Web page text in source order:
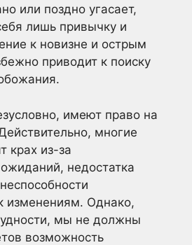
или поздно угасает,
лишь привычку и
к новизне и острым
приводит к поиску
имеют право на
многие
крах из-за
недостатка
изменениям. Однако,
мы не должны
возможность